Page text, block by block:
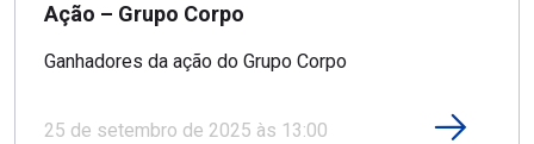
Ação – Grupo Corpo
Ganhadores da ação do Grupo Corpo
25 de setembro de 2025 às 13:00